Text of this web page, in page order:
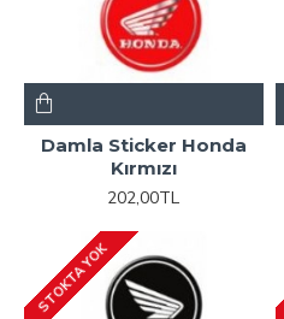
Damla Sticker Honda
Kırmızı
202,00TL
STOKTA YOK